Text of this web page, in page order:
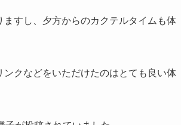
すし、夕方からのカクテルタイムも体
クなどをいただけたのはとても良い体